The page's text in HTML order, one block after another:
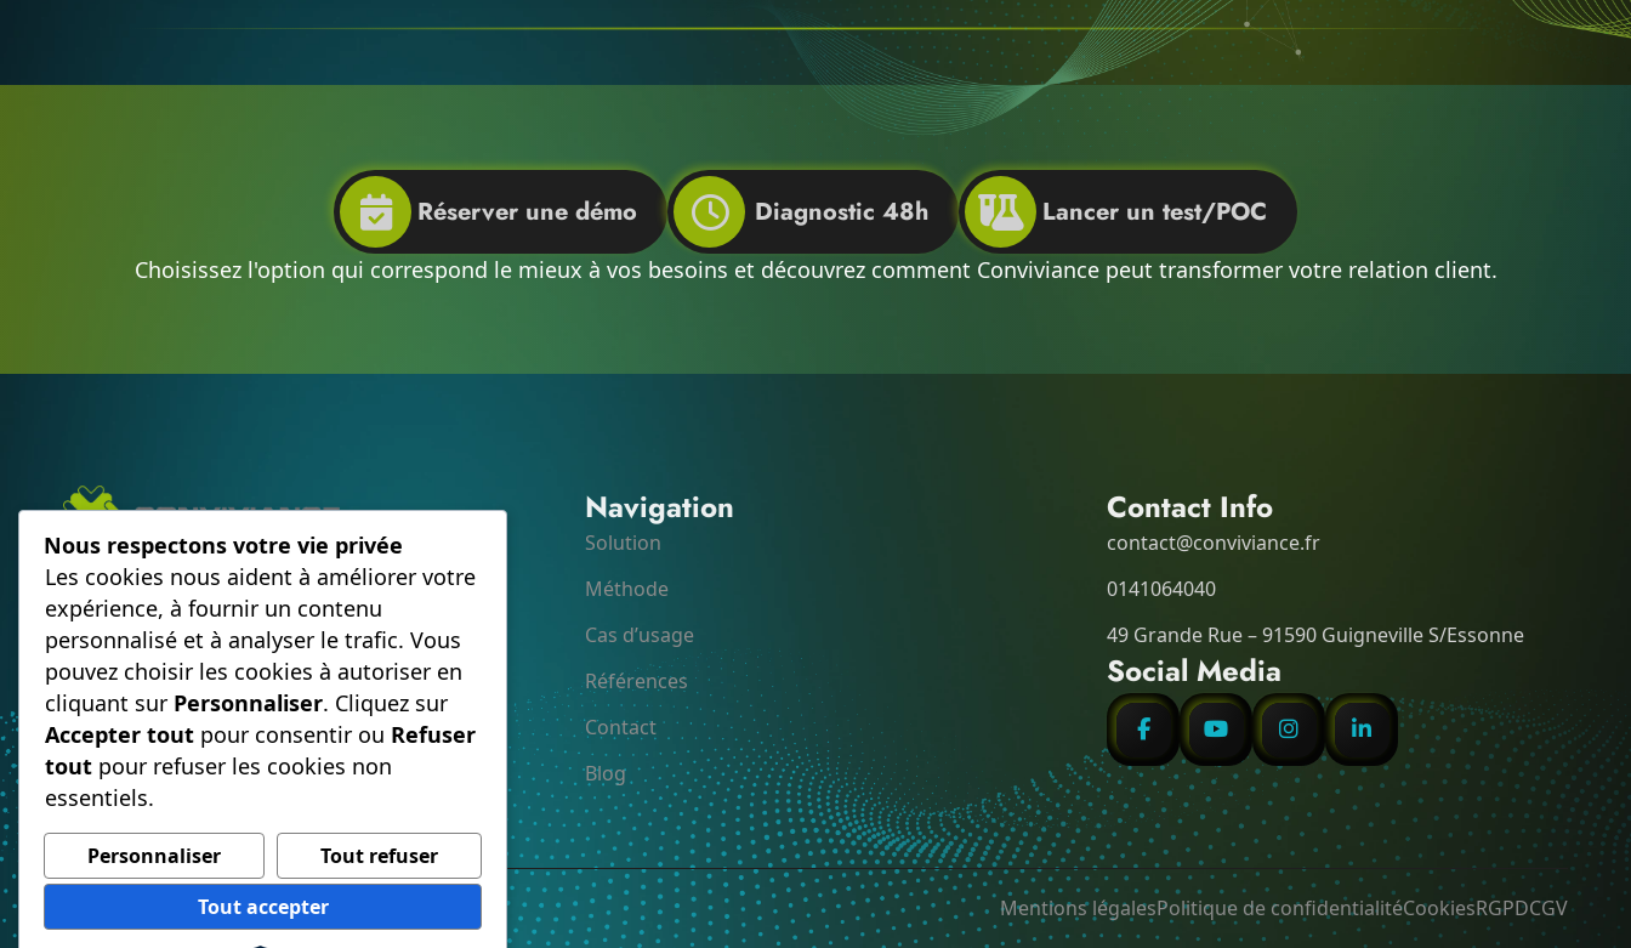
Réserver une démo Diagnostic 48h Lancer un test/POC
Choisissez l'option qui correspond le mieux à vos besoins et découvrez comment Conviviance peut transformer votre relation client.
Standard téléphonique IA, SVI et
orchestration des flux.
Ce n’est pas la relation qui manque. C’est la
fluidité.
Navigation
Solution
Méthode
Cas d’usage
Références
Contact
Blog
Contact Info
contact@conviviance.fr
0141064040
49 Grande Rue – 91590 Guigneville S/Essonne
Social Media
© 2026 Conviviance. Tous droits réservés. Mentions légalesPolitique de confidentialitéCookiesRGPDCGV
Nous respectons votre vie privée
Les cookies nous aident à améliorer votre
expérience, à fournir un contenu
personnalisé et à analyser le trafic. Vous
pouvez choisir les cookies à autoriser en
cliquant sur Personnaliser. Cliquez sur
Accepter tout pour consentir ou Refuser
tout pour refuser les cookies non
essentiels.
Personnaliser
Tout refuser
Tout accepter